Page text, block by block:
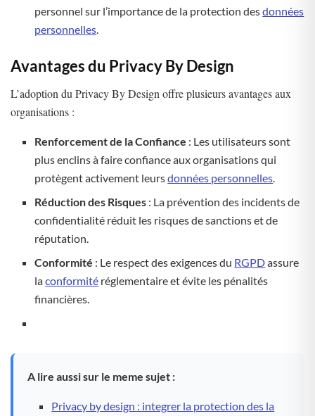
personnel sur l’importance de la protection desdonnées
personnelles
Avantages du Privacy By Design
L’adoption du Privacy By Design offre plusieurs avantages aux
organisations :
Renforcement de la Confiance : Les utilisateurs sont
plus enclins à faire confiance aux organisations qui
protègent activement leursdonnées personnelles
Réduction des Risques : La prévention des incidents de
confidentialité réduit les risques de sanctions et de
réputation.
Conformité : Le respect des exigences du RGPDassure
laconformité réglementaire et évite les pénalités
financières.
A lire aussi sur le meme sujet :
Privacy by design : integrer la protection des la